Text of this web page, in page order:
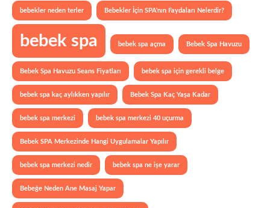
bebekler neden terler Bebekler İçin SPA'nın Faydaları Nelerdir?
bebek spa bebek spa açma Bebek Spa Havuzu
Bebek Spa Havuzu Seans Fiyatları bebek spa için gerekli belge
bebek spa kaç aylıkken yapılır Bebek Spa Kaç Yaşa Kadar
bebek spa merkezi bebek spa merkezi 40 uçurma
Bebek SPA Merkezinde Hangi Uygulamalar Yapılır
bebek spa merkezi nedir bebek spa ne işe yarar
Bebeğe Neden Ane Masaj Yapar